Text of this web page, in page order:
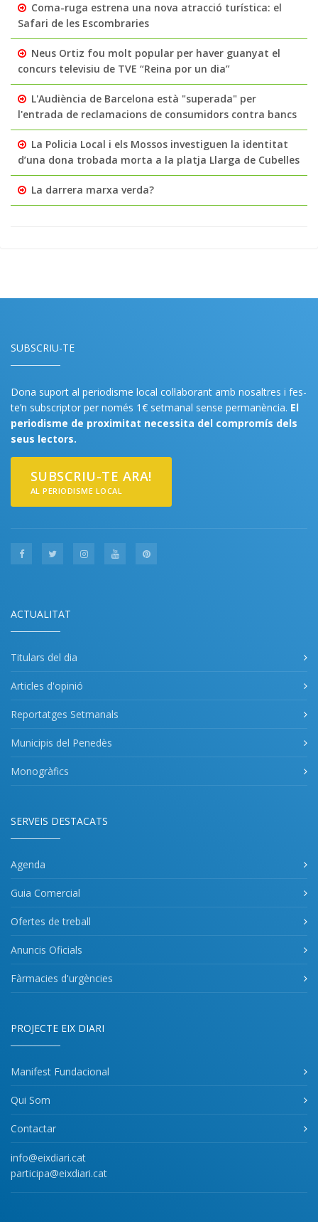
Coma-ruga estrena una nova atracció turística: el
Safari de les Escombraries
Neus Ortiz fou molt popular per haver guanyat el
concurs televisiu de TVE “Reina por un dia”
L'Audiència de Barcelona està "superada" per
l'entrada de reclamacions de consumidors contra bancs
La Policia Local i els Mossos investiguen la identitat
d’una dona trobada morta a la platja Llarga de Cubelles
La darrera marxa verda?
SUBSCRIU-TE
Dona suport al periodisme local col·laborant amb nosaltres i fes-
te’n subscriptor per només 1€ setmanal sense permanència. El
periodisme de proximitat necessita del compromís dels
seus lectors.
SUBSCRIU-TE ARA!
AL PERIODISME LOCAL
ACTUALITAT
Titulars del dia
Articles d'opinió
Reportatges Setmanals
Municipis del Penedès
Monogràfics
SERVEIS DESTACATS
Agenda
Guia Comercial
Ofertes de treball
Anuncis Oficials
Fàrmacies d'urgències
PROJECTE EIX DIARI
Manifest Fundacional
Qui Som
Contactar
info@eixdiari.cat
participa@eixdiari.cat